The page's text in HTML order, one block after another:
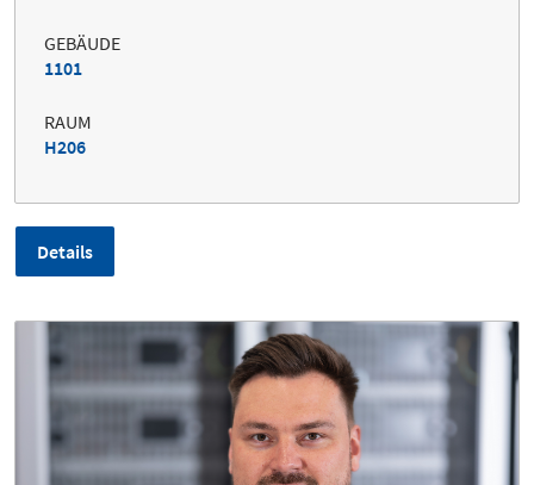
GEBÄUDE
1101
RAUM
H206
Details